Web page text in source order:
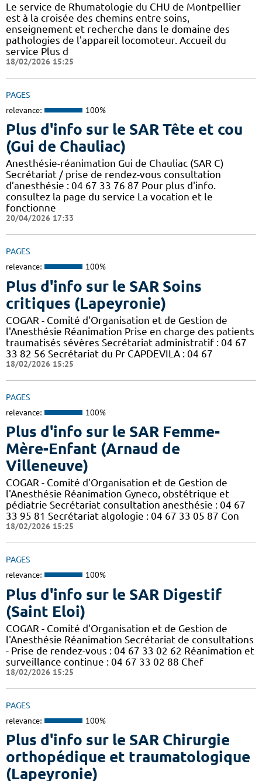
Le service de Rhumatologie du CHU de Montpellier
est à la croisée des chemins entre soins,
enseignement et recherche dans le domaine des
pathologies de l'appareil locomoteur. Accueil du
service Plus d
18/02/2026 15:25
PAGES
relevance: 100%
Plus d'info sur le SAR Tête et cou
(Gui de Chauliac)
Anesthésie-réanimation Gui de Chauliac (SAR C)
Secrétariat / prise de rendez-vous consultation
d’anesthésie : 04 67 33 76 87 Pour plus d'info.
consultez la page du service La vocation et le
fonctionne
20/04/2026 17:33
PAGES
relevance: 100%
Plus d'info sur le SAR Soins
critiques (Lapeyronie)
COGAR - Comité d'Organisation et de Gestion de
l'Anesthésie Réanimation Prise en charge des patients
traumatisés sévères Secrétariat administratif : 04 67
33 82 56 Secrétariat du Pr CAPDEVILA : 04 67
18/02/2026 15:25
PAGES
relevance: 100%
Plus d'info sur le SAR Femme-
Mère-Enfant (Arnaud de
Villeneuve)
COGAR - Comité d'Organisation et de Gestion de
l'Anesthésie Réanimation Gyneco, obstétrique et
pédiatrie Secrétariat consultation anesthésie : 04 67
33 95 81 Secrétariat algologie : 04 67 33 05 87 Con
18/02/2026 15:25
PAGES
relevance: 100%
Plus d'info sur le SAR Digestif
(Saint Eloi)
COGAR - Comité d'Organisation et de Gestion de
l'Anesthésie Réanimation Secrétariat de consultations
- Prise de rendez-vous : 04 67 33 02 62 Réanimation et
surveillance continue : 04 67 33 02 88 Chef
18/02/2026 15:25
PAGES
relevance: 100%
Plus d'info sur le SAR Chirurgie
orthopédique et traumatologique
(Lapeyronie)